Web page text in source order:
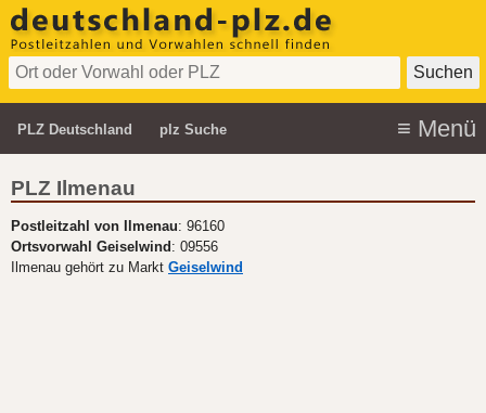
PLZ Deutschland plz Suche
PLZ Ilmenau
Postleitzahl von Ilmenau: 96160
Ortsvorwahl Geiselwind : 09556
Ilmenau gehört zu Markt Geiselwind